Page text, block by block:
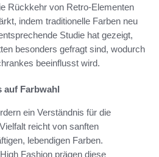
Rückkehr von Retro-Elementen
indem traditionelle Farben neu
Studie hat gezeigt,
besonders gefragt sind, wodurch
beeinflusst wird.
auf Farbwahl
ein Verständnis für die
reicht von sanften
lebendigen Farben.
Fashion prägen diese